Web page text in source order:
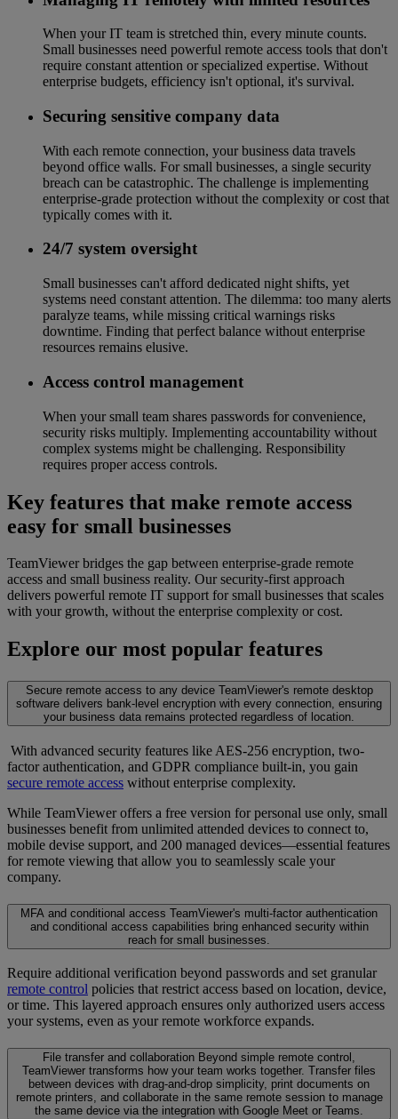
When your IT team is stretched thin, every minute counts.
Small businesses need powerful remote access tools that don't
require constant attention or specialized expertise. Without
enterprise budgets, efficiency isn't optional, it's survival.
Securing sensitive company data
With each remote connection, your business data travels
beyond office walls. For small businesses, a single security
breach can be catastrophic. The challenge is implementing
enterprise-grade protection without the complexity or cost that
typically comes with it.
24/7 system oversight
Small businesses can't afford dedicated night shifts, yet
systems need constant attention. The dilemma: too many alerts
paralyze teams, while missing critical warnings risks
downtime. Finding that perfect balance without enterprise
resources remains elusive.
Access control management
When your small team shares passwords for convenience,
security risks multiply. Implementing accountability without
complex systems might be challenging. Responsibility
requires proper access controls.
Key features that make remote access
easy for small businesses
TeamViewer bridges the gap between enterprise-grade remote
access and small business reality. Our security-first approach
delivers powerful remote IT support for small businesses that scales
with your growth, without the enterprise complexity or cost.
Explore our most popular features
Secure remote access to any device TeamViewer's remote desktop
software delivers bank-level encryption with every connection, ensuring
your business data remains protected regardless of location.
With advanced security features like AES-256 encryption, two-
factor authentication, and GDPR compliance built-in, you gain
secure remote access without enterprise complexity.
While TeamViewer offers a free version for personal use only, small
businesses benefit from unlimited attended devices to connect to,
mobile devise support, and 200 managed devices—essential features
for remote viewing that allow you to seamlessly scale your
company.
MFA and conditional access TeamViewer's multi-factor authentication
and conditional access capabilities bring enhanced security within
reach for small businesses.
Require additional verification beyond passwords and set granular
remote control policies that restrict access based on location, device,
or time. This layered approach ensures only authorized users access
your systems, even as your remote workforce expands.
File transfer and collaboration Beyond simple remote control,
TeamViewer transforms how your team works together. Transfer files
between devices with drag-and-drop simplicity, print documents on
remote printers, and collaborate in the same remote session to manage
the same device via the integration with Google Meet or Teams.